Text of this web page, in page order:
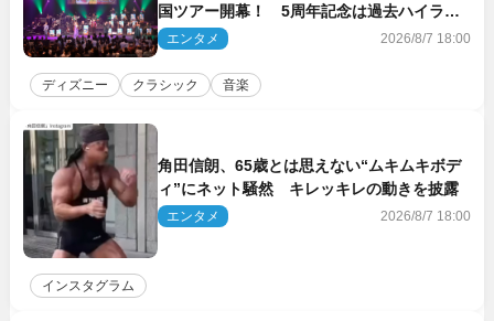
国ツアー開幕！ 5周年記念は過去ハイライ
ト＆クルーズ旅を大満喫！【潜入レポート】
エンタメ 2026/8/7 18:00
ディズニー クラシック 音楽
角田信朗、65歳とは思えない“ムキムキボデ
ィ”にネット騒然 キレッキレの動きを披露
エンタメ 2026/8/7 18:00
インスタグラム